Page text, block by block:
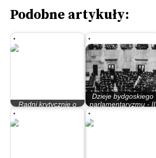
Podobne artykuły:
Radni krytycznie o
Dzieje bydgoskiego
parlamentaryzmu - II